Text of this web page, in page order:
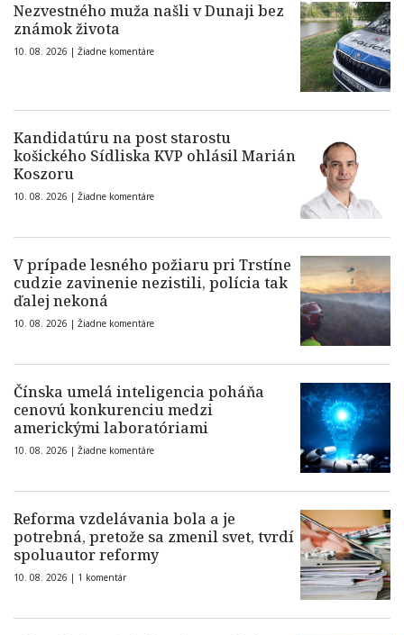
Nezvestného muža našli v Dunaji bez
známok života
10. 08. 2026 | Žiadne komentáre
Kandidatúru na post starostu
košického Sídliska KVP ohlásil Marián
Koszoru
10. 08. 2026 | Žiadne komentáre
V prípade lesného požiaru pri Trstíne
cudzie zavinenie nezistili, polícia tak
ďalej nekoná
10. 08. 2026 | Žiadne komentáre
Čínska umelá inteligencia poháňa
cenovú konkurenciu medzi
americkými laboratóriami
10. 08. 2026 | Žiadne komentáre
Reforma vzdelávania bola a je
potrebná, pretože sa zmenil svet, tvrdí
spoluautor reformy
10. 08. 2026 | 1 komentár